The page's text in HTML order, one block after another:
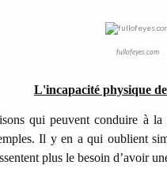
fullofeyes.com
L'incapacité physique
qui peuvent conduire à la
Il y en a qui oublient
plus le besoin d’avoir